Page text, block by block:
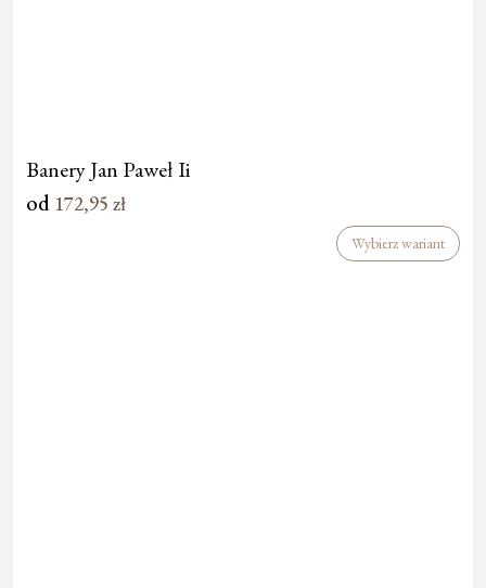
Banery Jan Paweł Ii
od 172,95 zł
Wybierz wariant